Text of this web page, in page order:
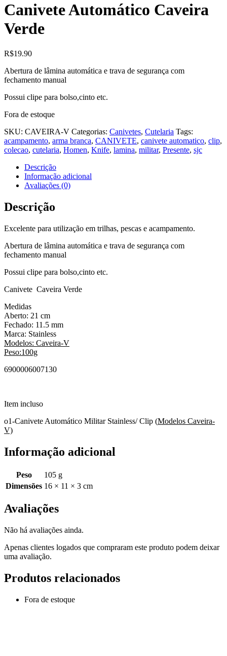
Canivete Automático Caveira
Verde
R$19.90
Abertura de lâmina automática e trava de segurança com
fechamento manual
Possui clipe para bolso,cinto etc.
Fora de estoque
SKU: CAVEIRA-V Categorias: Canivetes, Cutelaria Tags:
acampamento, arma branca, CANIVETE, canivete automatico, clip,
colecao, cutelaria, Homen, Knife, lamina, militar, Presente, sjc
Descrição
Informação adicional
Avaliações (0)
Descrição
Excelente para utilização em trilhas, pescas e acampamento.
Abertura de lâmina automática e trava de segurança com
fechamento manual
Possui clipe para bolso,cinto etc.
Canivete Caveira Verde
Medidas
Aberto: 21 cm
Fechado: 11.5 mm
Marca: Stainless
Modelos: Caveira-V
Peso:100g
6900006007130
Item incluso
o1-Canivete Automático Militar Stainless/ Clip (Modelos Caveira-
V)
Informação adicional
Peso
105 g
Dimensões 16 × 11 × 3 cm
Avaliações
Não há avaliações ainda.
Apenas clientes logados que compraram este produto podem deixar
uma avaliação.
Produtos relacionados
Fora de estoque